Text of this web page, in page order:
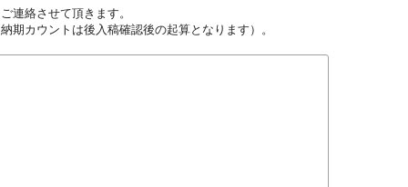
連絡させて頂きます。
期カウントは後入稿確認後の起算となります）。